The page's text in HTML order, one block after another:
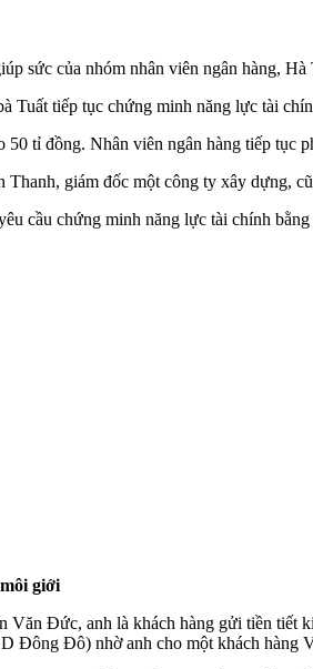
sức của nhóm nhân viên ngân hàng,
Tuất tiếp tục chứng minh năng lực tài
50 tỉ đồng. Nhân viên ngân hàng tiếp tục
Thanh, giám đốc một công ty xây dựng,
cầu chứng minh năng lực tài chính
giới
Văn Đức, anh là khách hàng gửi tiền
Đông Đô) nhờ anh cho một khách hàng